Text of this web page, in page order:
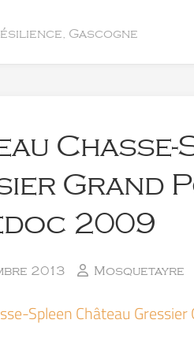
Gascogne
Grand
2009
2013 Mosquetayre
Spleen Château